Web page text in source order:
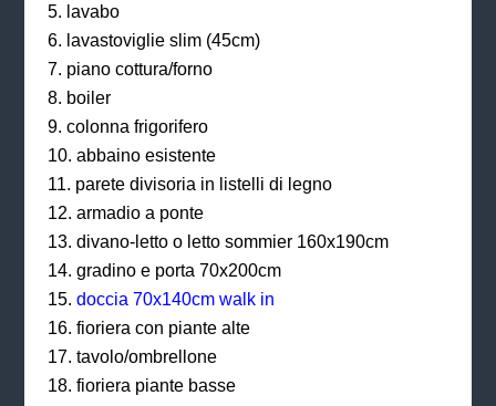
lavabo
lavastoviglie slim (45cm)
piano cottura/forno
boiler
colonna frigorifero
abbaino esistente
parete divisoria in listelli di legno
armadio a ponte
divano-letto o letto sommier 160x190cm
gradino e porta 70x200cm
doccia 70x140cm walk in
fioriera con piante alte
tavolo/ombrellone
fioriera piante basse